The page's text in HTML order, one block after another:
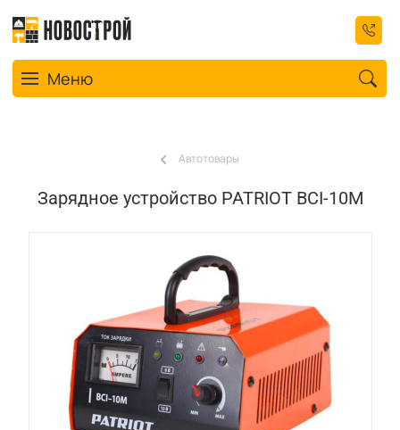
Toggle navigation
Меню
Автотовары
Зарядное устройство PATRIOT BCI-10M